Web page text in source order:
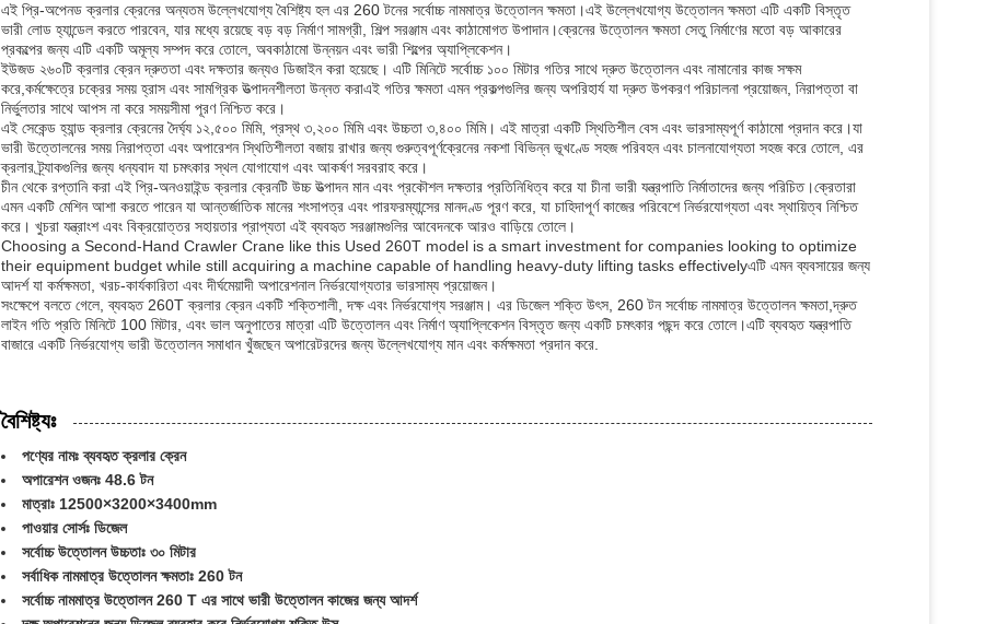
এই প্রি-অপেনড ক্রলার ক্রেনের অন্যতম উল্লেখযোগ্য বৈশিষ্ট্য হল এর 260 টনের সর্বোচ্চ নামমাত্র উত্তোলন ক্ষমতা।এই উল্লেখযোগ্য উত্তোলন ক্ষমতা এটি একটি বিস্তৃত
ভারী লোড হ্যান্ডেল করতে পারবেন, যার মধ্যে রয়েছে বড় বড় নির্মাণ সামগ্রী, শিল্প সরঞ্জাম এবং কাঠামোগত উপাদান।ক্রেনের উত্তোলন ক্ষমতা সেতু নির্মাণের মতো বড় আকারের
প্রকল্পের জন্য এটি একটি অমূল্য সম্পদ করে তোলে, অবকাঠামো উন্নয়ন এবং ভারী শিল্পের অ্যাপ্লিকেশন।
ইউজড ২৬০টি ক্রলার ক্রেন দ্রুততা এবং দক্ষতার জন্যও ডিজাইন করা হয়েছে। এটি মিনিটে সর্বোচ্চ ১০০ মিটার গতির সাথে দ্রুত উত্তোলন এবং নামানোর কাজ সক্ষম
করে,কর্মক্ষেত্রে চক্রের সময় হ্রাস এবং সামগ্রিক উত্পাদনশীলতা উন্নত করাএই গতির ক্ষমতা এমন প্রকল্পগুলির জন্য অপরিহার্য যা দ্রুত উপকরণ পরিচালনা প্রয়োজন, নিরাপত্তা বা
নির্ভুলতার সাথে আপস না করে সময়সীমা পূরণ নিশ্চিত করে।
এই সেকেন্ড হ্যান্ড ক্রলার ক্রেনের দৈর্ঘ্য ১২,৫০০ মিমি, প্রস্থ ৩,২০০ মিমি এবং উচ্চতা ৩,৪০০ মিমি। এই মাত্রা একটি স্থিতিশীল বেস এবং ভারসাম্যপূর্ণ কাঠামো প্রদান করে।যা
ভারী উত্তোলনের সময় নিরাপত্তা এবং অপারেশন স্থিতিশীলতা বজায় রাখার জন্য গুরুত্বপূর্ণক্রেনের নকশা বিভিন্ন ভূখণ্ডে সহজ পরিবহন এবং চালনাযোগ্যতা সহজ করে তোলে, এর
ক্রলার ট্র্যাকগুলির জন্য ধন্যবাদ যা চমৎকার স্থল যোগাযোগ এবং আকর্ষণ সরবরাহ করে।
চীন থেকে রপ্তানি করা এই প্রি-অনওয়াইন্ড ক্রলার ক্রেনটি উচ্চ উত্পাদন মান এবং প্রকৌশল দক্ষতার প্রতিনিধিত্ব করে যা চীনা ভারী যন্ত্রপাতি নির্মাতাদের জন্য পরিচিত।ক্রেতারা
এমন একটি মেশিন আশা করতে পারেন যা আন্তর্জাতিক মানের শংসাপত্র এবং পারফরম্যান্সের মানদণ্ড পূরণ করে, যা চাহিদাপূর্ণ কাজের পরিবেশে নির্ভরযোগ্যতা এবং স্থায়িত্ব নিশ্চিত
করে। খুচরা যন্ত্রাংশ এবং বিক্রয়োত্তর সহায়তার প্রাপ্যতা এই ব্যবহৃত সরঞ্জামগুলির আবেদনকে আরও বাড়িয়ে তোলে।
Choosing a Second-Hand Crawler Crane like this Used 260T model is a smart investment for companies looking to optimize
their equipment budget while still acquiring a machine capable of handling heavy-duty lifting tasks effectivelyএটি এমন ব্যবসায়ের জন্য
আদর্শ যা কর্মক্ষমতা, খরচ-কার্যকারিতা এবং দীর্ঘমেয়াদী অপারেশনাল নির্ভরযোগ্যতার ভারসাম্য প্রয়োজন।
সংক্ষেপে বলতে গেলে, ব্যবহৃত 260T ক্রলার ক্রেন একটি শক্তিশালী, দক্ষ এবং নির্ভরযোগ্য সরঞ্জাম। এর ডিজেল শক্তি উৎস, 260 টন সর্বোচ্চ নামমাত্র উত্তোলন ক্ষমতা,দ্রুত
লাইন গতি প্রতি মিনিটে 100 মিটার, এবং ভাল অনুপাতের মাত্রা এটি উত্তোলন এবং নির্মাণ অ্যাপ্লিকেশন বিস্তৃত জন্য একটি চমৎকার পছন্দ করে তোলে।এটি ব্যবহৃত যন্ত্রপাতি
বাজারে একটি নির্ভরযোগ্য ভারী উত্তোলন সমাধান খুঁজছেন অপারেটরদের জন্য উল্লেখযোগ্য মান এবং কর্মক্ষমতা প্রদান করে.
বৈশিষ্ট্যঃ
পণ্যের নামঃ ব্যবহৃত ক্রলার ক্রেন
অপারেশন ওজনঃ 48.6 টন
মাত্রাঃ 12500×3200×3400mm
পাওয়ার সোর্সঃ ডিজেল
সর্বোচ্চ উত্তোলন উচ্চতাঃ ৩০ মিটার
সর্বাধিক নামমাত্র উত্তোলন ক্ষমতাঃ 260 টন
সর্বোচ্চ নামমাত্র উত্তোলন 260 T এর সাথে ভারী উত্তোলন কাজের জন্য আদর্শ